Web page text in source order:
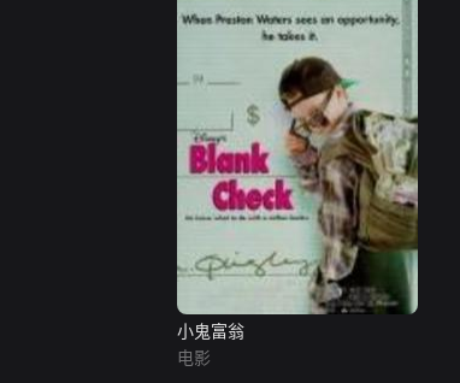
小鬼富翁
电影